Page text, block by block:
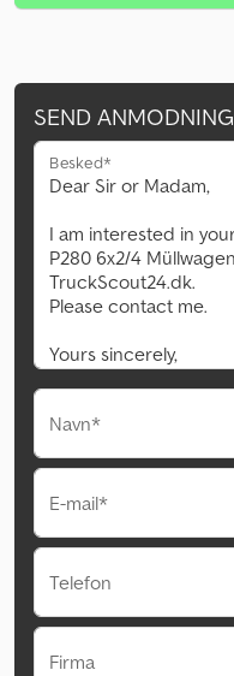
SEND ANMODNING
Besked*
Navn*
E-mail*
Telefon
Firma